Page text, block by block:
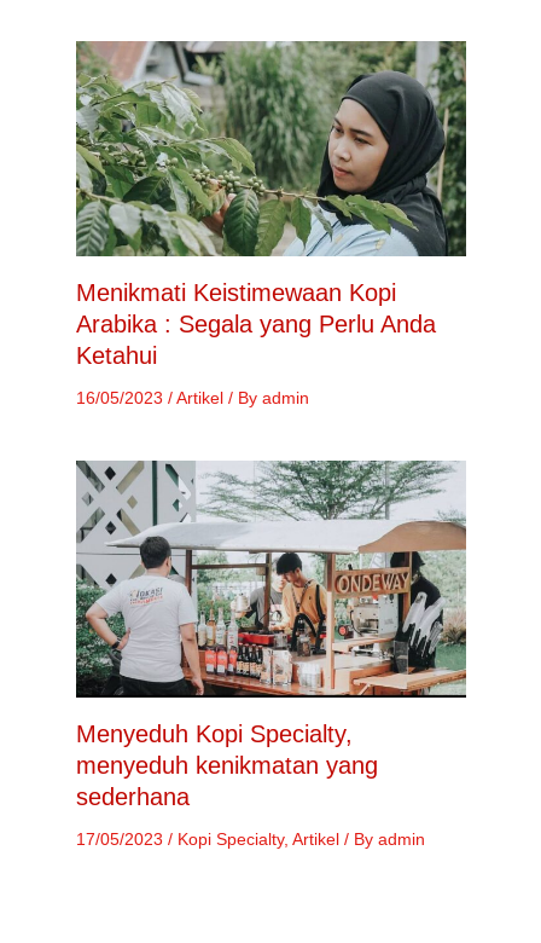
Menikmati Keistimewaan Kopi
Arabika : Segala yang Perlu Anda
Ketahui
16/05/2023 /Artikel/ By admin
Menyeduh Kopi Specialty,
menyeduh kenikmatan yang
sederhana
17/05/2023 / Kopi Specialty, Artikel/ By admin